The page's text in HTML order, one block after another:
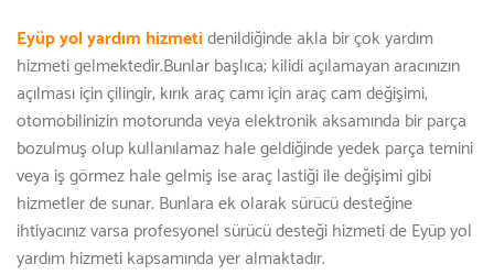
Eyüp yol yardım hizmetidenildiğinde akla bir çok yardım
hizmeti gelmektedir.Bunlar başlıca; kilidi açılamayan aracınızın
açılması için çilingir, kırık araç camı için araç cam değişimi,
otomobilinizin motorunda veya elektronik aksamında bir parça
bozulmuş olup kullanılamaz hale geldiğinde yedek parça temini
veya iş görmez hale gelmiş ise araç lastiği ile değişimi gibi
hizmetler de sunar. Bunlara ek olarak sürücü desteğine
ihtiyacınız varsa profesyonel sürücü desteği hizmeti de Eyüp yol
yardım hizmeti kapsamında yer almaktadır.